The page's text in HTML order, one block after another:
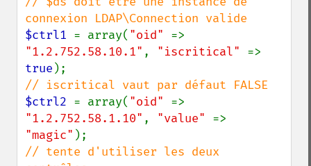
$ctrl1 = array( "oid"
"1.2.752.58.10.1" , "iscritical"
true
$ctrl2 = array( "oid"
"1.2.752.58.1.10" , "value"
"magic"
// tente d'utiliser les deux